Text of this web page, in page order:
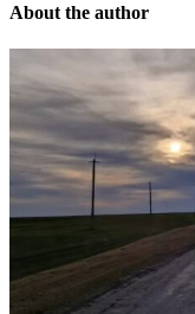
About the author